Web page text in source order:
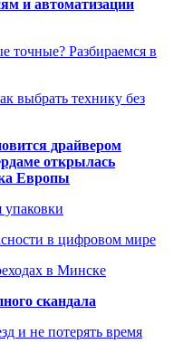
и автоматизации
точные? Разбираемся в
выбрать технику без
драйвером
открылась
Европы
упаковки
в цифровом мире
в Минске
скандала
и не потерять время